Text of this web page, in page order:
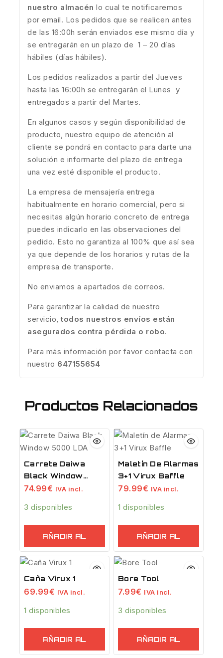
nuestro almacén lo cual te notificaremos
por email. Los pedidos que se realicen antes
de las 16:00h serán enviados ese mismo día y
se entregarán en un plazo de 1 – 20 días
hábiles (días hábiles).
Los pedidos realizados a partir del Jueves
hasta las 16:00h se entregarán el Lunes y
entregados a partir del Martes.
En algunos casos y según disponibilidad de
producto, nuestro equipo de atención al
cliente se pondrá en contacto para darte una
solución e informarte del plazo de entrega
una vez esté disponible el producto.
La empresa de mensajería entrega
habitualmente en horario comercial, pero si
necesitas algún horario concreto de entrega
puedes indicarlo en las observaciones del
pedido. Esto no garantiza al 100% que así sea
ya que depende de los horarios y rutas de la
empresa de transporte.
No enviamos a apartados de correos.
Para garantizar la calidad de nuestro
servicio,todos nuestros envíos están
asegurados contra pérdida o robo.
Para más información por favor contacta con
nuestro 647155654
Productos Relacionados
Carrete Daiwa
Black Window
5000 LDA
74.99€ IVA incl.
3 disponibles
AÑADIR AL
CARRITO
Maletín De Alarmas
3+1 Virux Baffle
79.99€ IVA incl.
1 disponibles
AÑADIR AL
CARRITO
Caña Virux 1
69.99€ IVA incl.
1 disponibles
AÑADIR AL
CARRITO
Bore Tool
7.99€ IVA incl.
3 disponibles
AÑADIR AL
CARRITO